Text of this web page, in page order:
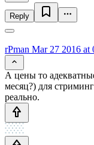
Reply
rPman Mar 27 2016 at
А цены то
месяц?) для
реально.